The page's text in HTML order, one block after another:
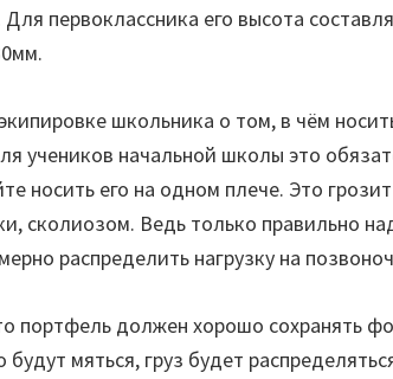
первоклассника его высота
школьника о том, в чём
учеников начальной школы это
носить его на одном плече. Это
сколиозом. Ведь только правильно
распределить нагрузку на
портфель должен хорошо сохранять
будут мяться, груз будет